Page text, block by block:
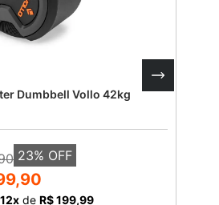
Dumbbell Vollo 42kg
23% OFF
12x deR$ 199,99